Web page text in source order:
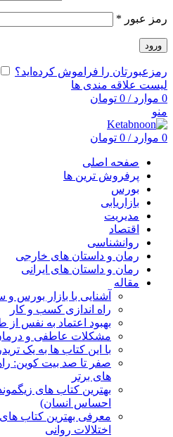
رمز عبور *
ورود
رمزعبورتان را فراموش کرده‌اید؟
لیست علاقه مندی ها
0 موارد /
0 تومان
منو
0 موارد /
0 تومان
صفحه اصلی
پرفروش ترین ها
بورس
بازاریابی
مدیریت
اقتصاد
روانشناسی
رمان و داستان های خارجی
رمان و داستان های ایرانی
مقاله
آشنایی با بازار بورس
راه اندازی کسب و کار
بهبود اعتماد به نفس از
مشکلات عاطفی و
با این کتاب ها به یک
صفر تا صد بیت کوین:
های برتر
بهترین کتاب های
احساس انسان)
معرفی بهترین کتاب
اختلالات روانی